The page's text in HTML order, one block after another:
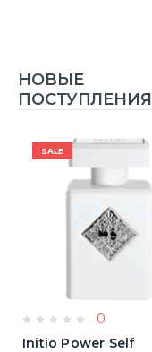
НОВЫЕ
ПОСТУПЛЕНИЯ
SALE
0
Initio Power Self